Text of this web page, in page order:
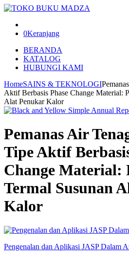
0Keranjang
BERANDA
KATALOG
HUBUNGI KAMI
HomeSAINS & TEKNOLOGI
Aktif Berbasis Phase Change Material:
Alat Penukar Kalor
Pemanas Air
Tipe Aktif
Change Material:
Termal Susunan
Kalor
Pengenalan dan Aplikasi JASP Dalam